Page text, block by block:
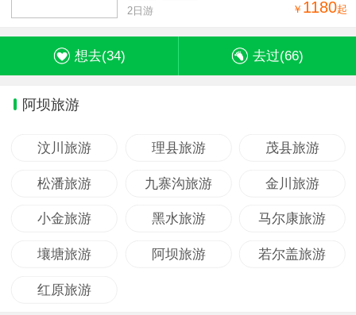
￥ 1180起
2日游
想去(34) 去过(66)
阿坝旅游
汶川旅游 理县旅游 茂县旅游
松潘旅游 九寨沟旅游 金川旅游
小金旅游 黑水旅游 马尔康旅游
壤塘旅游 阿坝旅游 若尔盖旅游
红原旅游